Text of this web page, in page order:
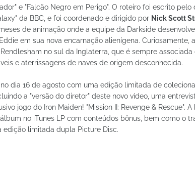
e "Falcão Negro em Perigo". O roteiro foi escrito pelo
da BBC, e foi coordenado e dirigido por Nick Scott
de animação onde a equipe da Darkside
em sua nova encarnação alienígena. Curiosamente,
no sul da Inglaterra, que é sempre
e aterrissagens de naves de origem desconhecida.
dia 16 de agosto com uma edição limitada de
a "versão do diretor" deste novo vídeo, uma
jogo do Iron Maiden! "Mission II: Revenge & Rescue".
no iTunes LP com conteúdos bônus, bem como o
limitada dupla Picture Disc.